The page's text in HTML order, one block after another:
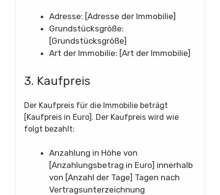
Adresse: [Adresse der Immobilie]
Grundstücksgröße:
[Grundstücksgröße]
Art der Immobilie: [Art der Immobilie]
3. Kaufpreis
Der Kaufpreis für die Immobilie beträgt
[Kaufpreis in Euro]. Der Kaufpreis wird wie
folgt bezahlt:
Anzahlung in Höhe von
[Anzahlungsbetrag in Euro] innerhalb
von [Anzahl der Tage] Tagen nach
Vertragsunterzeichnung